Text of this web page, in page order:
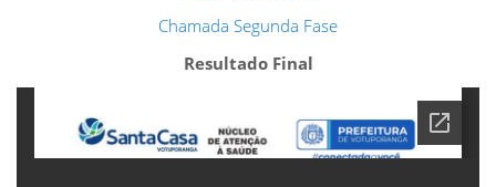
Chamada Segunda Fase
Resultado Final